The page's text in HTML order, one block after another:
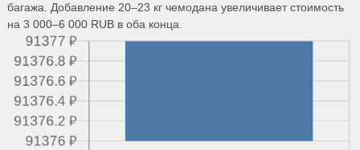
багажа. Добавление 20–23 кг чемодана увеличивает стоимость
на 3 000–6 000 RUB в оба конца.